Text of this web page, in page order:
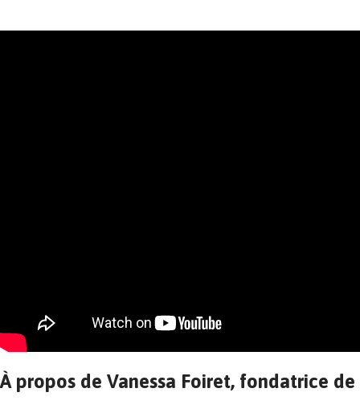
À propos de Vanessa Foiret, fondatrice de